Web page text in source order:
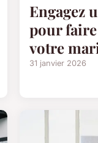
Engagez
pour
votre
31 janvier 2026